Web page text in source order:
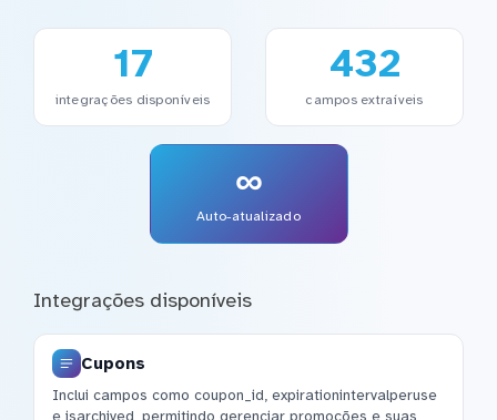
17
integrações disponíveis
432
campos extraíveis
∞
Auto-atualizado
Integrações disponíveis
Cupons
Inclui campos como coupon_id, expirationintervalperuse
e isarchived, permitindo gerenciar promoções e suas